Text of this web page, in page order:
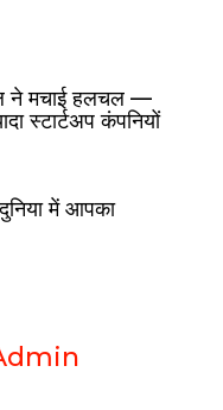
ने मचाई हलचल —
स्टार्टअप कंपनियों
में आपका